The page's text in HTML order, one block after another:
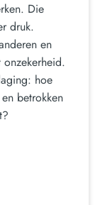
Die
druk.
en
onzekerheid.
hoe
betrokken